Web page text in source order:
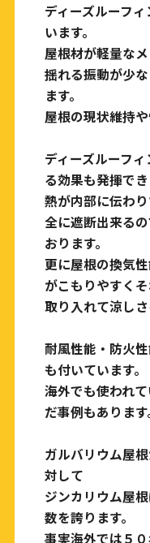
ディーズルーフ
います。
屋根材が軽量な
揺れる振動が少
ます。
屋根の現状維持
ディーズルーフ
る効果も発揮でき
熱が内部に伝わ
全に遮断出来る
おります。
更に屋根の換気
がこもりやすく
取り入れて涼しさ
耐風性能・防火
も付いています。
海外でも使われ
だ事例もあります
ガルバリウム屋
対して
ジンカリウム屋
数を誇ります。
事実海外では５